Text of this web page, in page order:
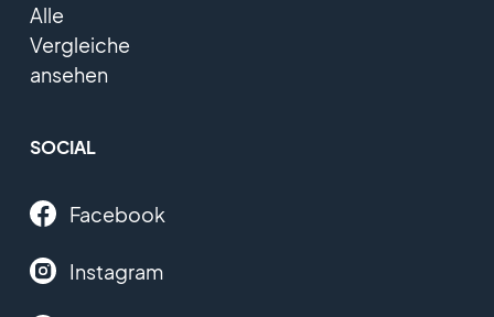
Alle
Vergleiche
ansehen
SOCIAL
Facebook
Instagram